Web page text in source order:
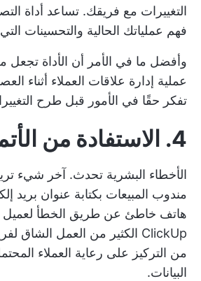
التغييرات مع فريقك. تساعد أداة
فهم عملياتك الحالية والتحسينات
وأفضل ما في الأمر أن الأداة تجعل
عملية إدارة علاقات العملاء أثناء
تفكر حقًا في الأمور قبل طرح
4. الاستفادة من الأتمتة
الأخطاء البشرية تحدث. آخر شيء
مندوب المبيعات بكتابة عنوان بريد
هاتف خاطئ عن طريق الخطأ
ClickUp الكثير من العمل الشاق
من التركيز على رعاية العملاء
البيانات.